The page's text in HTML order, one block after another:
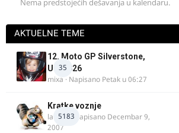
Nema predstojećih dešavanja u kalendaru.
AKTUELNE TEME
35
12. Moto GP Silverstone,
UK, 2026
mixa · Napisano Petak u 06:27
5183
Kratke voznje
lalajko· Napisano Decembar 9,
2007